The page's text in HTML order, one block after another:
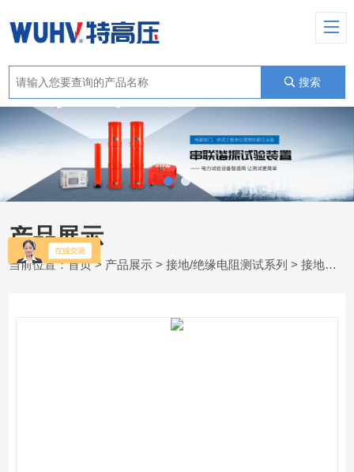
搜索
产品展示
当前位置：首页> 产品展示 >接地/绝缘电阻测试系列 >接地成组电阻测试仪